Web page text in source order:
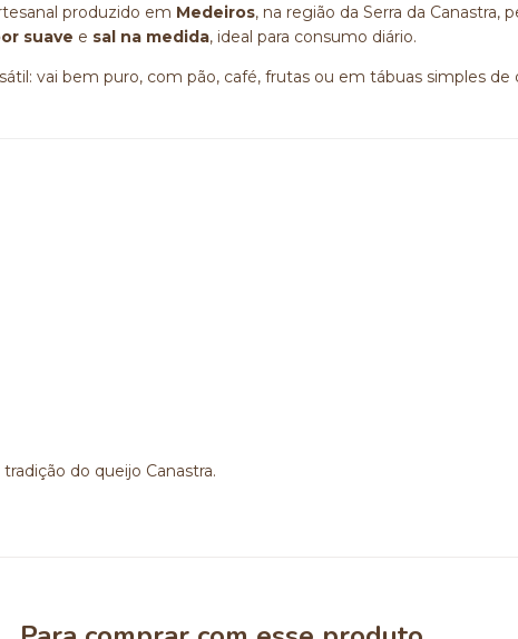
produzido em Medeiros, na região da Serra da Canastra,
suave e sal na medida, ideal para consumo diário.
vai bem puro, com pão, café, frutas ou em tábuas simples de
do queijo Canastra.